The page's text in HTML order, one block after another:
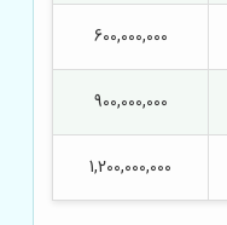
600,000,000
900,000,000
1,200,000,000